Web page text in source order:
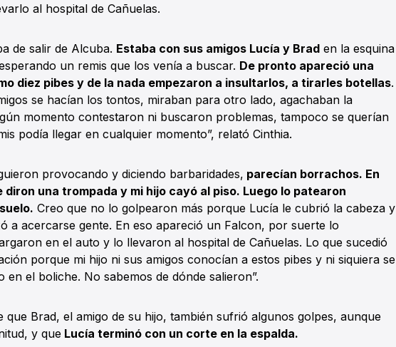
al hospital de Cañuelas.
de salir de Alcuba. Estaba con sus amigos Lucía y Brad en la esquina
un remis que los venía a buscar. De pronto apareció una
diez pibes y de la nada empezaron a insultarlos, a tirarles botellas.
se hacían los tontos, miraban para otro lado, agachaban la
momento contestaron ni buscaron problemas, tampoco se querían
podía llegar en cualquier momento”, relató Cinthia.
provocando y diciendo barbaridades, parecían borrachos. En
diron una trompada y mi hijo cayó al piso. Luego lo patearon
Creo que no lo golpearon más porque Lucía le cubrió la cabeza y
a acercarse gente. En eso apareció un Falcon, por suerte lo
en el auto y lo llevaron al hospital de Cañuelas. Lo que sucedió
porque mi hijo ni sus amigos conocían a estos pibes y ni siquiera se
en el boliche. No sabemos de dónde salieron”.
que Brad, el amigo de su hijo, también sufrió algunos golpes, aunque
y que Lucía terminó con un corte en la espalda.